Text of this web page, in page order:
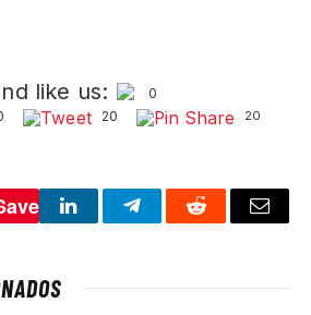
like us:
0
20 20
LinkedInTelegramReddit Email